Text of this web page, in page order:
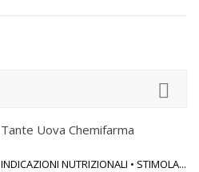
Tante Uova Chemifarma
INDICAZIONI NUTRIZIONALI • STIMOLA...